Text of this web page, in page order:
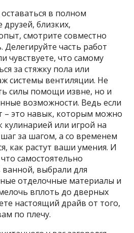
в полном
близких,
смотрите совместно
Делегируйте часть работ
чувствуете, что самому
за стяжку пола или
системы вентиляции. Не
силы помощи извне, но и
возможности. Ведь если
– это навык, которым можно
кулинарией или игрой на
за шагом, а со временем
как растут ваши умения. И
самостоятельно
выбрали для
отделочные материалы и
вплоть до дверных
настоящий драйв от того,
по плечу.